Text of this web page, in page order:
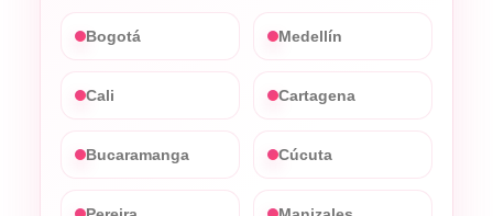
Bogotá Medellín
Cali Cartagena
Bucaramanga Cúcuta